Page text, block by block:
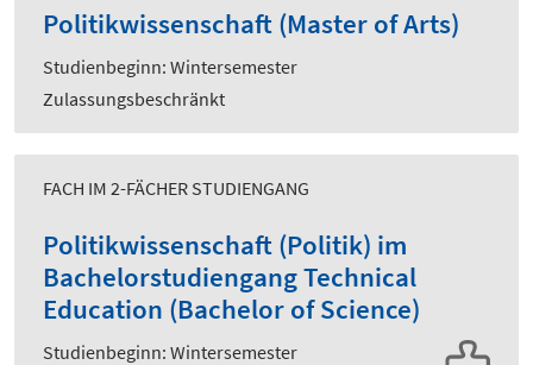
Politikwissenschaft (Master of Arts)
Studienbeginn: Wintersemester
Zulassungsbeschränkt
FACH IM 2-FÄCHER STUDIENGANG
Politikwissenschaft (Politik) im
Bachelorstudiengang Technical
Education (Bachelor of Science)
Studienbeginn: Wintersemester